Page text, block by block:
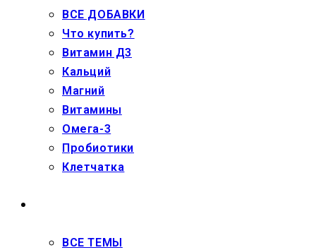
ВСЕ ДОБАВКИ
Что купить?
Витамин Д3
Кальций
Магний
Витамины
Омега-3
Пробиотики
Клетчатка
ВСЕ ТЕМЫ